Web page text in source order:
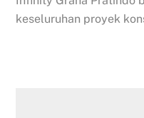
keseluruhan proyek